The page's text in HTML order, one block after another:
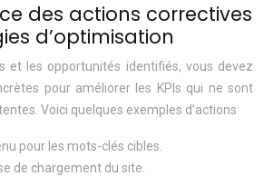
des actions correctives
d’optimisation
et les opportunités identifiés, vous devez
pour améliorer les KPIs qui ne sont
Voici quelques exemples d’actions:
pour les mots-clés cibles.
de chargement du site.